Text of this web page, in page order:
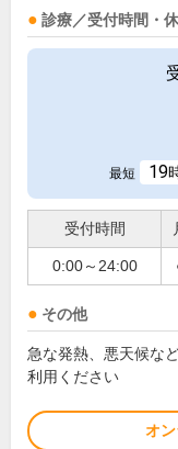
診療／受付時間・
最短 19
受付時間
0:00～24:00
その他
急な発熱、悪天候な
利用ください
オ